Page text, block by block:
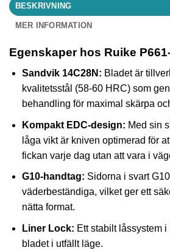
BESKRIVNING
MER INFORMATION
Egenskaper hos Ruike
Sandvik 14C28N: Bladet är
kvalitetsstål (58-60 HRC) som
behandling för maximal skärpa
Kompakt EDC-design: Med sin
låga vikt är kniven optimerad för
fickan varje dag utan att vara i
G10-handtag: Sidorna i svart
väderbeständiga, vilket ger ett
nätta format.
Liner Lock: Ett stabilt låssystem
bladet i utfällt läge.